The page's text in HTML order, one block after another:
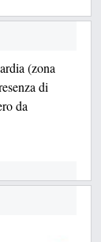
(zona
di
da